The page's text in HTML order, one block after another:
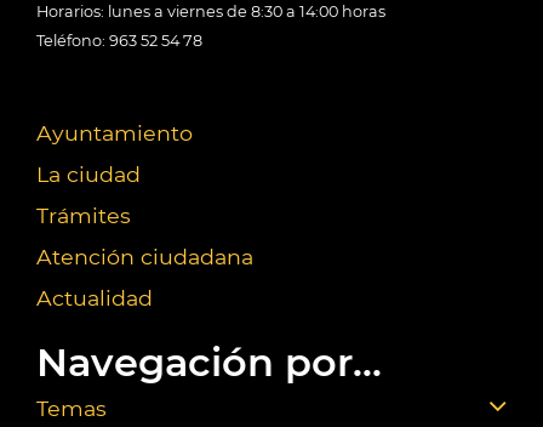
Horarios: lunes a viernes de 8:30 a 14:00 horas
Teléfono: 963 52 54 78
Ayuntamiento
La ciudad
Trámites
Atención ciudadana
Actualidad
Navegación por...
Temas